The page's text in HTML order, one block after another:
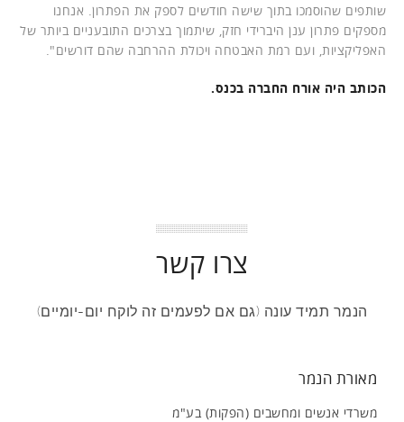
שותפים שהוסמכו בתוך שישה חודשים לספק את הפתרון. אנחנו
מספקים פתרון ענן היברידי חזק, שיתמוך בצרכים התובעניים ביותר של
האפליקציות, ועם רמת האבטחה ויכולת ההרחבה שהם דורשים".
הכותב היה אורח החברה בכנס.
צרו קשר
הנמר תמיד עונה (גם אם לפעמים זה לוקח יום-יומיים)
מאורת הנמר
משרדי אנשים ומחשבים (הפקות) בע"מ